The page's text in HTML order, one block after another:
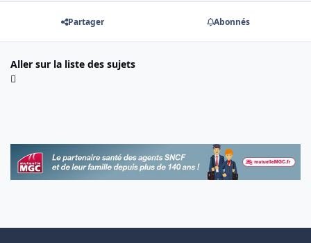
Partager Abonnés
Aller sur la liste des sujets